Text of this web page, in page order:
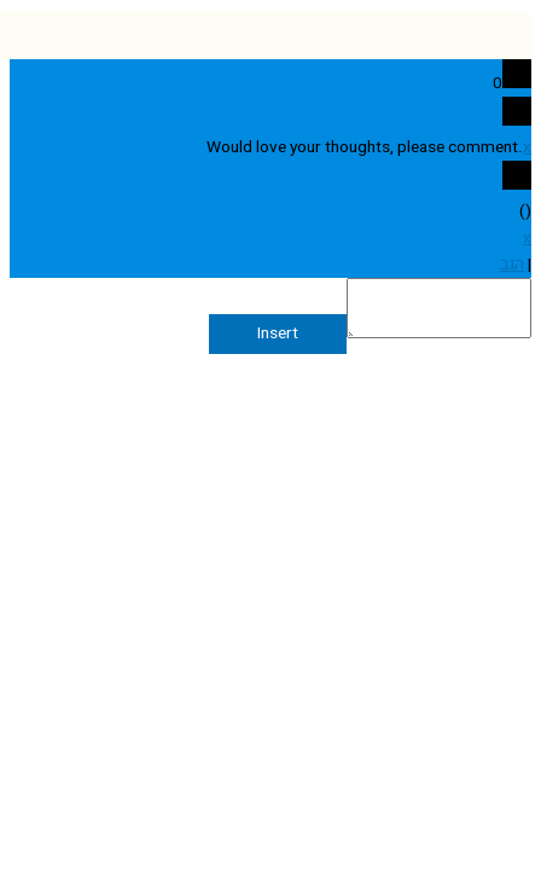
Would love your thoughts, please
Insert